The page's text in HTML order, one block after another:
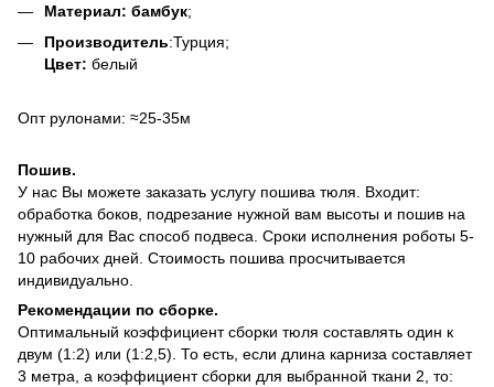
Материал: бамбук;
Производитель:Турция;
Цвет: белый
Опт рулонами: ≈25-35м
Пошив.
У нас Вы можете заказать услугу пошива тюля. Входит:
обработка боков, подрезание нужной вам высоты и пошив на
нужный для Вас способ подвеса. Сроки исполнения роботы 5-
10 рабочих дней. Стоимость пошива просчитывается
индивидуально.
Рекомендации по сборке.
Оптимальный коэффициент сборки тюля составлять один к
двум (1:2) или (1:2,5). То есть, если длина карниза составляет
3 метра, а коэффициент сборки для выбранной ткани 2, то: